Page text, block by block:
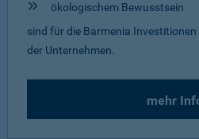
ökologischem Bewusstsein
sind für die Barmenia
der Unternehmen.
mehr